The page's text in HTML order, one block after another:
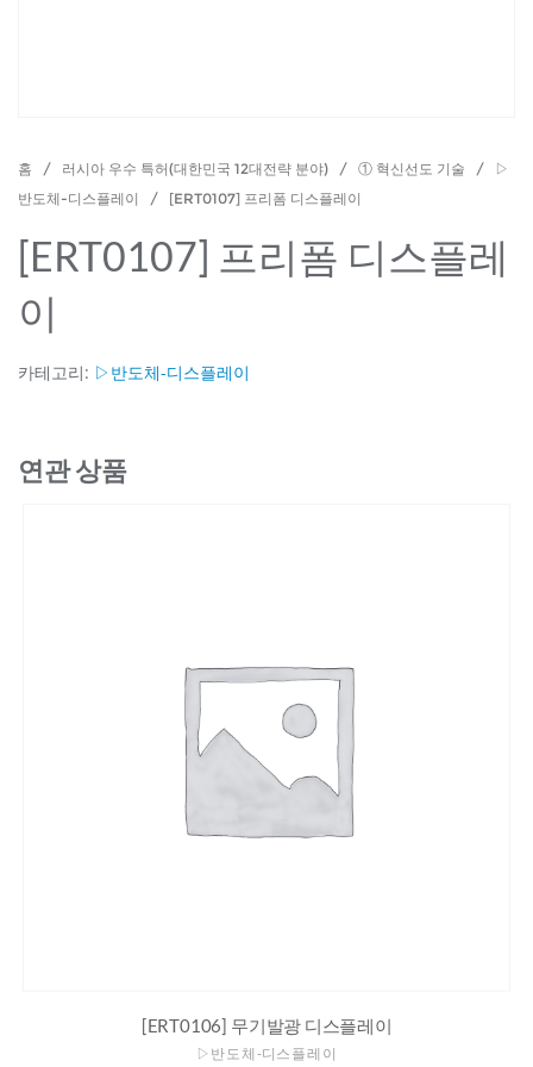
홈 / 러시아 우수 특허(대한민국 12대전략 분야) / ① 혁신선도 기술 /
▷
반도체-디스플레이
/ [ERT0107] 프리폼 디스플레이
[ERT0107] 프리폼 디스플레
이
카테고리: ▷반도체-디스플레이
연관 상품
[ERT0106] 무기발광 디스플레이
▷반도체-디스플레이